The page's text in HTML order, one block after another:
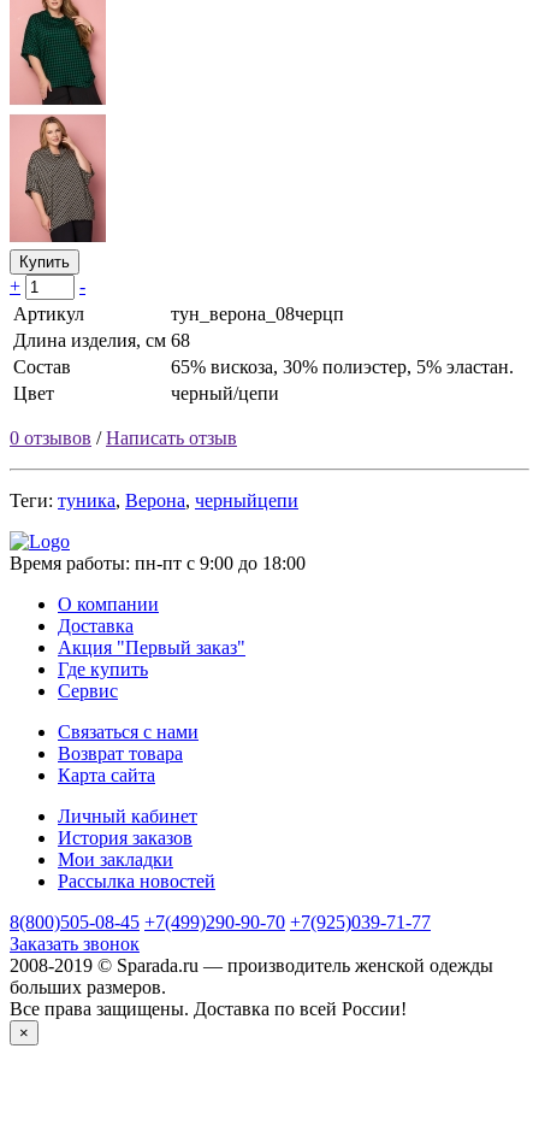
Купить
+
-
Артикул
тун_верона_08черцп
Длина изделия, см 68
Состав
65% вискоза, 30% полиэстер, 5% эластан.
Цвет
черный/цепи
0 отзывов /Написать отзыв
Теги: туника, Верона, черныйцепи
Время работы: пн-пт с 9:00 до 18:00
О компании
Доставка
Акция "Первый заказ"
Где купить
Сервис
Связаться с нами
Возврат товара
Карта сайта
Личный кабинет
История заказов
Мои закладки
Рассылка новостей
8(800)505-08-45 +7(499)290-90-70 +7(925)039-71-77
Заказать звонок
2008-2019 © Sparada.ru — производитель женской одежды
больших размеров.
Все права защищены. Доставка по всей России!
×